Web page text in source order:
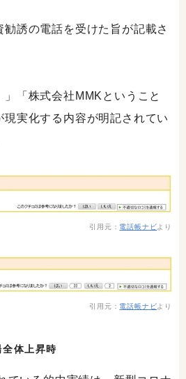
誘の電話を受けた旨が記載さ
「株式会社MMKということ
現実化する内容が明記されてい
引用元： 電話帳ナビより
引用元： 電話帳ナビより
体上昇時